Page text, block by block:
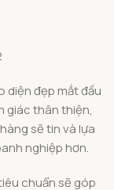
diện đẹp mắt đầu
giác thân thiện,
sẽ tin và lựa
nghiệp hơn.
chuẩn sẽ góp